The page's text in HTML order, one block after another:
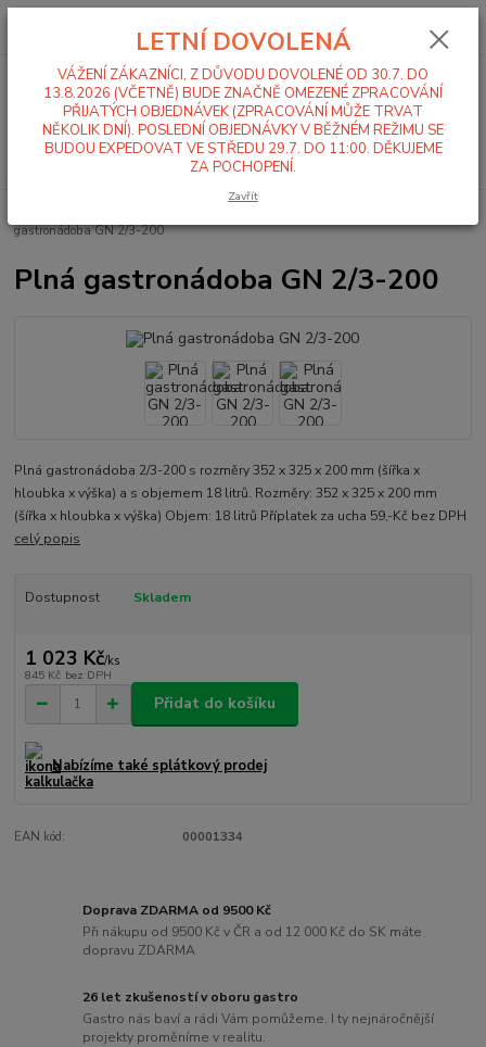
Menu
Hledat
0,00 Kč
gastronádoba GN 2/3-200
Plná gastronádoba GN 2/3-200
Plná gastronádoba 2/3-200 s rozměry 352 x 325 x 200 mm (šířka x
hloubka x výška) a s objemem 18 litrů. Rozměry: 352 x 325 x 200 mm
(šířka x hloubka x výška) Objem: 18 litrů Příplatek za ucha 59,-Kč bez DPH
celý popis
Dostupnost Skladem
1 023 Kč/ks
845 Kč bez DPH
Přidat do košíku
Nabízíme také splátkový prodej
EAN kód: 00001334
Doprava ZDARMA od 9500 Kč
Při nákupu od 9500 Kč v ČR a od 12 000 Kč do SK máte
dopravu ZDARMA
26 let zkušeností v oboru gastro
Gastro nás baví a rádi Vám pomůžeme. I ty nejnáročnější
projekty proměníme v realitu.
LETNÍ DOVOLENÁ
VÁŽENÍ ZÁKAZNÍCI, Z DŮVODU DOVOLENÉ OD 30.7. DO
13.8.2026 (VČETNĚ) BUDE ZNAČNĚ OMEZENÉ ZPRACOVÁNÍ
PŘIJATÝCH OBJEDNÁVEK (ZPRACOVÁNÍ MŮŽE TRVAT
NĚKOLIK DNÍ). POSLEDNÍ OBJEDNÁVKY V BĚŽNÉM REŽIMU SE
BUDOU EXPEDOVAT VE STŘEDU 29.7. DO 11:00. DĚKUJEME
ZA POCHOPENÍ.
Zavřít